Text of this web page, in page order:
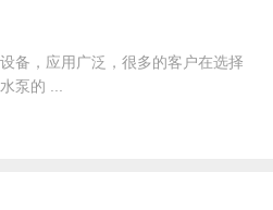
备，应用广泛，很多的客户在选择
泵的 ...